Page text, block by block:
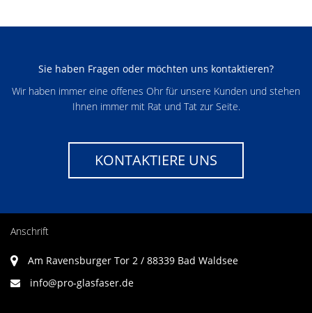
Sie haben Fragen oder möchten uns kontaktieren?
Wir haben immer eine offenes Ohr für unsere Kunden und stehen
Ihnen immer mit Rat und Tat zur Seite.
KONTAKTIERE UNS
Anschrift
Am Ravensburger Tor 2 / 88339 Bad Waldsee
info@pro-glasfaser.de